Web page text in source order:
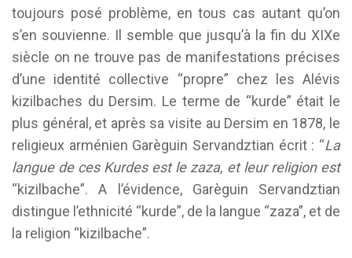
toujours posé problème, en tous cas autant qu’on
s’en souvienne. Il semble que jusqu’à la fin du XIXe
siècle on ne trouve pas de manifestations précises
d’une identité collective “propre” chez les Alévis
kizilbaches du Dersim. Le terme de “kurde” était le
plus général, et après sa visite au Dersim en 1878, le
religieux arménien Garèguin Servandztian écrit : “La
langue de ces Kurdes est le zaza, et leur religion est
“kizilbache”. A l’évidence, Garèguin Servandztian
distingue l’ethnicité “kurde”, de la langue “zaza”, et de
la religion “kizilbache”.